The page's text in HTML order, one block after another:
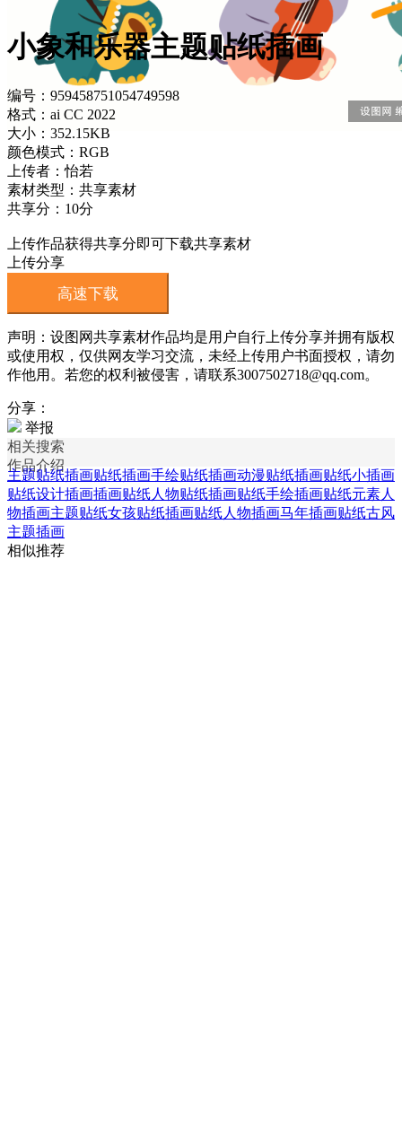
小象和乐器主题贴纸插画
编号：959458751054749598
格式：ai CC 2022
大小：352.15KB
颜色模式：RGB
上传者：怡若
素材类型：共享素材
共享分：10分
上传作品获得共享分即可下载共享素材
上传分享
高速下载
声明：设图网共享素材作品均是用户自行上传分享并拥有版权
或使用权，仅供网友学习交流，未经上传用户书面授权，请勿
作他用。若您的权利被侵害，请联系3007502718@qq.com。
分享：
举报
相关搜索
作品介绍
主题贴纸插画贴纸插画手绘贴纸插画动漫贴纸插画贴纸小插画
贴纸设计插画插画贴纸人物贴纸插画贴纸手绘插画贴纸元素人
物插画主题贴纸女孩贴纸插画贴纸人物插画马年插画贴纸古风
主题插画
相似推荐